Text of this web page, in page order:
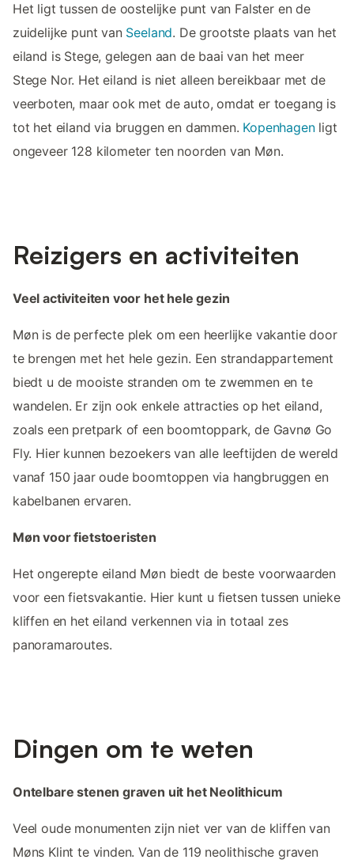
Het ligt tussen de oostelijke punt van Falster en de
zuidelijke punt van Seeland. De grootste plaats van het
eiland is Stege, gelegen aan de baai van het meer
Stege Nor. Het eiland is niet alleen bereikbaar met de
veerboten, maar ook met de auto, omdat er toegang is
tot het eiland via bruggen en dammen. Kopenhagenligt
ongeveer 128 kilometer ten noorden van Møn.
Reizigers en activiteiten
Veel activiteiten voor het hele gezin
Møn is de perfecte plek om een heerlijke vakantie door
te brengen met het hele gezin. Een strandappartement
biedt u de mooiste stranden om te zwemmen en te
wandelen. Er zijn ook enkele attracties op het eiland,
zoals een pretpark of een boomtoppark, de Gavnø Go
Fly. Hier kunnen bezoekers van alle leeftijden de wereld
vanaf 150 jaar oude boomtoppen via hangbruggen en
kabelbanen ervaren.
Møn voor fietstoeristen
Het ongerepte eiland Møn biedt de beste voorwaarden
voor een fietsvakantie. Hier kunt u fietsen tussen unieke
kliffen en het eiland verkennen via in totaal zes
panoramaroutes.
Dingen om te weten
Ontelbare stenen graven uit het Neolithicum
Veel oude monumenten zijn niet ver van de kliffen van
Møns Klint te vinden. Van de 119 neolithische graven